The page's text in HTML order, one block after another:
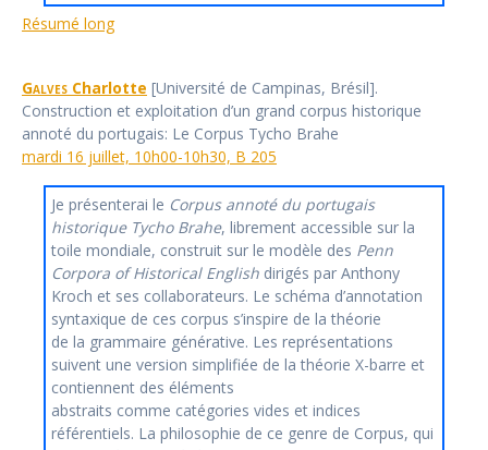
Résumé long
Galves Charlotte [Université de Campinas, Brésil].
Construction et exploitation d’un grand corpus historique
annoté du portugais: Le Corpus Tycho Brahe
mardi 16 juillet, 10h00-10h30, B 205
Je présenterai le Corpus annoté du portugais
historique Tycho Brahe, librement accessible sur la
toile mondiale, construit sur le modèle des Penn
Corpora of Historical English dirigés par Anthony
Kroch et ses collaborateurs. Le schéma d’annotation
syntaxique de ces corpus s’inspire de la théorie
de la grammaire générative. Les représentations
suivent une version simplifiée de la théorie X-barre et
contiennent des éléments
abstraits comme catégories vides et indices
référentiels. La philosophie de ce genre de Corpus, qui